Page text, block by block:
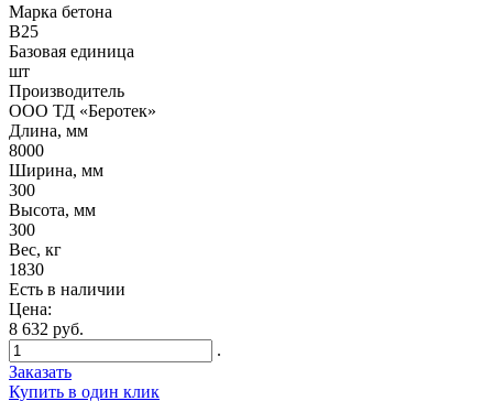
Марка бетона
B25
Базовая единица
шт
Производитель
ООО ТД «Беротек»
Длина, мм
8000
Ширина, мм
300
Высота, мм
300
Вес, кг
1830
Есть в наличии
Цена:
8 632 руб.
.
Заказать
Купить в один клик